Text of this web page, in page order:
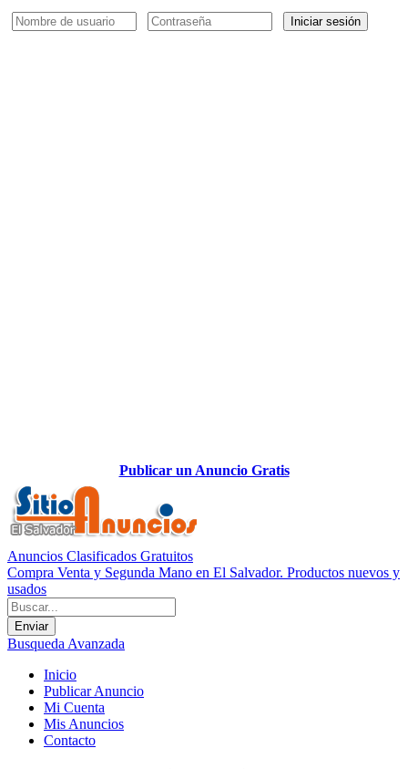
Iniciar sesión
Publicar un Anuncio Gratis
Anuncios Clasificados Gratuitos
Compra Venta y Segunda Mano en El Salvador. Productos nuevos y
usados
Busqueda Avanzada
Inicio
Publicar Anuncio
Mi Cuenta
Mis Anuncios
Contacto